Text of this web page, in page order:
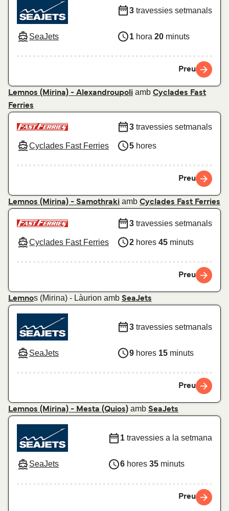
SeaJets
3 travessies setmanals
1 hora 20 minuts
Preu
Lemnos (Mirina) - Alexandroupoli amb Cyclades Fast
Ferries
Cyclades Fast Ferries
3 travessies setmanals
5 hores
Preu
Lemnos (Mirina) - Samothraki amb Cyclades Fast Ferries
Cyclades Fast Ferries
3 travessies setmanals
2 hores 45 minuts
Preu
Lemnos (Mirina) - Làurion amb SeaJets
SeaJets
3 travessies setmanals
9 hores 15 minuts
Preu
Lemnos (Mirina) - Mesta (Quios) amb SeaJets
SeaJets
1 travessies a la setmana
6 hores 35 minuts
Preu